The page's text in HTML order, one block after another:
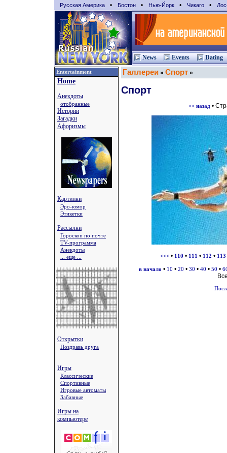
Русская Америка • Бостон • Нью-Йорк • Чикаго •
News Events Dating
Entertainment
Home
Анекдоты
отобранные
Истории
Загадки
Афоризмы
Картинки
Эро-юмор
Этикетки
Рассылки
Гороскоп по почте
TV-программа
Анекдоты
... еще ...
Открытки
Поздравь друга
Игры
Классические
Спортивные
Игровые автоматы
Забавные
Игры на
компьютере
Галлереи » Спорт »
Спорт
<< назад•
<<<• 110 • 111 • 112 • 113
в начало • 10 • 20 • 30 • 40 • 50 •